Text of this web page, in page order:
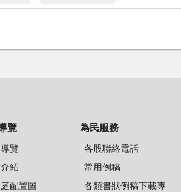
覽
覽
紹
配置圖
為民服務
各股聯絡電話
常用例稿
各類書狀例稿下載專